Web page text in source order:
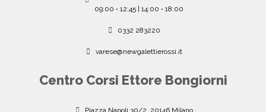
09:00 ‐ 12:45 | 14:00 ‐ 18:00
0332 283220
varese@newgalettierossi.it
Centro Corsi Ettore Bongiorni
Piazza Napoli 30/2, 20146 Milano